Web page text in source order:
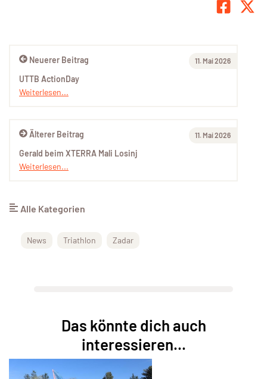
Älterer Beitrag 11. Mai 2026
Gerald beim XTERRA Mali Losinj
Weiterlesen...
Neuerer Beitrag 11. Mai 2026
UTTB ActionDay
Weiterlesen...
Alle Kategorien
News Triathlon Zadar
Das könnte dich auch
interessieren...